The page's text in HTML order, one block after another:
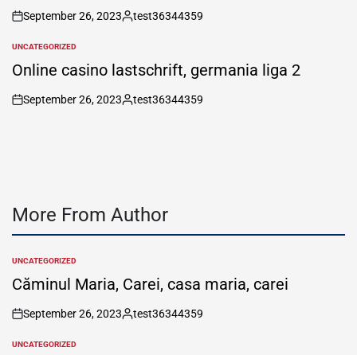
on
September 26, 2023
Posted
test36344359
POSTED
IN
UNCATEGORIZED
Online casino lastschrift, germania liga 2
on
September 26, 2023
Posted
test36344359
More From Author
POSTED
IN
UNCATEGORIZED
Căminul Maria, Carei, casa maria, carei
on
September 26, 2023
Posted
test36344359
POSTED
UNCATEGORIZED